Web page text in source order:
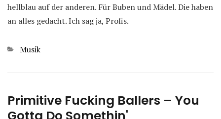
hellblau auf der anderen. Für Buben und Mädel. Die haben
an alles gedacht. Ich sag ja, Profis.
Kategorien
Musik
Primitive Fucking Ballers – You